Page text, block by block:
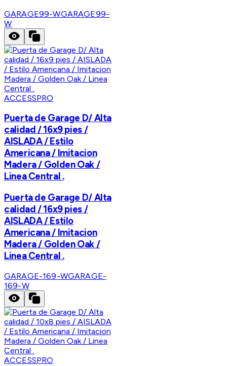
GARAGE99-WGARAGE99-
W
ACCESSPRO
Puerta de Garage D/ Alta
calidad / 16x9 pies /
AISLADA / Estilo
Americana / Imitacion
Madera / Golden Oak /
Linea Central .
Puerta de Garage D/ Alta
calidad / 16x9 pies /
AISLADA / Estilo
Americana / Imitacion
Madera / Golden Oak /
Linea Central .
GARAGE-169-WGARAGE-
169-W
ACCESSPRO